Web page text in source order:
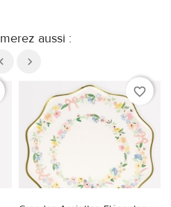
aussi :
favorite_border